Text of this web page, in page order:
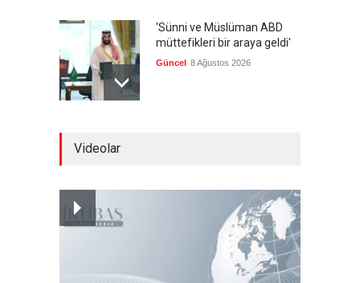
'Sünni ve Müslüman ABD
müttefikleri bir araya geldi'
Güncel 8 Ağustos 2026
İran: Umman ile
mutabakatın genel
çerçevesi neredeyse
Videolar